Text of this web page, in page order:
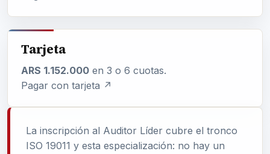
Tarjeta
ARS 1.152.000 en 3 o 6 cuotas.
Pagar con tarjeta ↗
La inscripción al Auditor Líder cubre el tronco
ISO 19011 y esta especialización: no hay un